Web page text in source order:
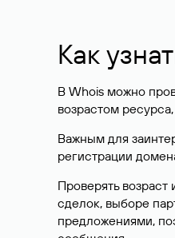
Как
В Whois можно
возрастом
Важным для
регистрации
Проверять
сделок, выборе
предложениями,